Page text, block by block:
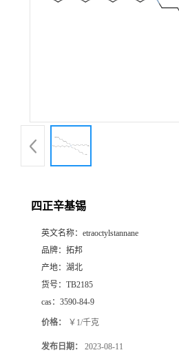
四正辛基锡
英文名称： etraoctylstannane
品牌： 拓邦
产地： 湖北
货号： TB2185
cas： 3590-84-9
价格： ￥1/千克
发布日期： 2023-08-11